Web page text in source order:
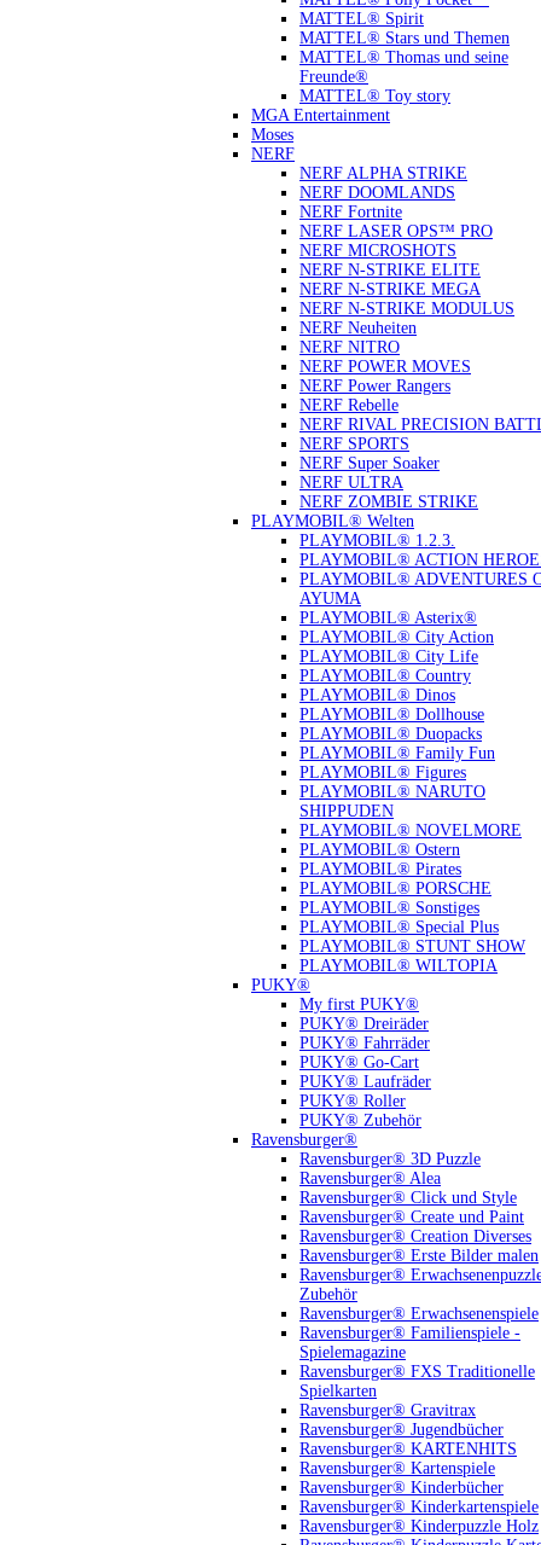
MATTEL® Spirit
MATTEL® Stars und Themen
MATTEL® Thomas und seine
Freunde®
MATTEL® Toy story
MGA Entertainment
Moses
NERF
NERF ALPHA STRIKE
NERF DOOMLANDS
NERF Fortnite
NERF LASER OPS™ PRO
NERF MICROSHOTS
NERF N-STRIKE ELITE
NERF N-STRIKE MEGA
NERF N-STRIKE MODULUS
NERF Neuheiten
NERF NITRO
NERF POWER MOVES
NERF Power Rangers
NERF Rebelle
NERF RIVAL PRECISION
NERF SPORTS
NERF Super Soaker
NERF ULTRA
NERF ZOMBIE STRIKE
PLAYMOBIL® Welten
PLAYMOBIL® 1.2.3.
PLAYMOBIL® ACTION
PLAYMOBIL® ADVENTURES
AYUMA
PLAYMOBIL® Asterix®
PLAYMOBIL® City Action
PLAYMOBIL® City Life
PLAYMOBIL® Country
PLAYMOBIL® Dinos
PLAYMOBIL® Dollhouse
PLAYMOBIL® Duopacks
PLAYMOBIL® Family Fun
PLAYMOBIL® Figures
PLAYMOBIL® NARUTO
SHIPPUDEN
PLAYMOBIL® NOVELMORE
PLAYMOBIL® Ostern
PLAYMOBIL® Pirates
PLAYMOBIL® PORSCHE
PLAYMOBIL® Sonstiges
PLAYMOBIL® Special Plus
PLAYMOBIL® STUNT SHOW
PLAYMOBIL® WILTOPIA
PUKY®
My first PUKY®
PUKY® Dreiräder
PUKY® Fahrräder
PUKY® Go-Cart
PUKY® Laufräder
PUKY® Roller
PUKY® Zubehör
Ravensburger®
Ravensburger® 3D Puzzle
Ravensburger® Alea
Ravensburger® Click und Style
Ravensburger® Create und Paint
Ravensburger® Creation Diverses
Ravensburger® Erste Bilder malen
Ravensburger®
Zubehör
Ravensburger® Erwachsenenspiele
Ravensburger® Familienspiele -
Spielemagazine
Ravensburger® FXS Traditionelle
Spielkarten
Ravensburger® Gravitrax
Ravensburger® Jugendbücher
Ravensburger® KARTENHITS
Ravensburger® Kartenspiele
Ravensburger® Kinderbücher
Ravensburger® Kinderkartenspiele
Ravensburger® Kinderpuzzle Holz